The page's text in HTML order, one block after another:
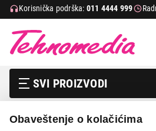
Obaveštenje o kolačićima
Korisnička podrška: 011 4444 999
SVI PROIZVODI
Tv, audio, video i foto